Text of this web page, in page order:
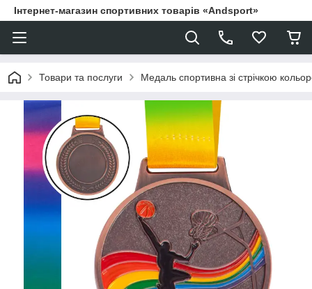
Інтернет-магазин спортивних товарів «Andsport»
Товари та послуги Медаль спортивна зі стрічкою